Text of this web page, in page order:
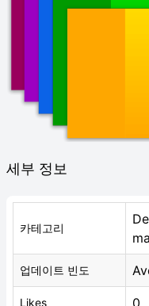
세부 정보
카테고리
업데이트 빈도
Likes 0